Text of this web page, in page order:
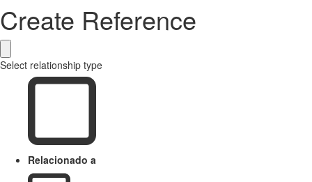
Create Reference
Select relationship type
Relacionado a